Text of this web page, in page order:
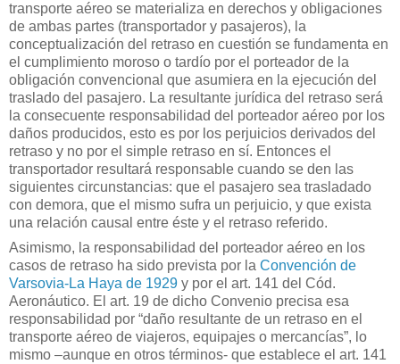
transporte aéreo se materializa en derechos y obligaciones
de ambas partes (transportador y pasajeros), la
conceptualización del retraso en cuestión se fundamenta en
el cumplimiento moroso o tardío por el porteador de la
obligación convencional que asumiera en la ejecución del
traslado del pasajero. La resultante jurídica del retraso será
la consecuente responsabilidad del porteador aéreo por los
daños producidos, esto es por los perjuicios derivados del
retraso y no por el simple retraso en sí. Entonces el
transportador resultará responsable cuando se den las
siguientes circunstancias: que el pasajero sea trasladado
con demora, que el mismo sufra un perjuicio, y que exista
una relación causal entre éste y el retraso referido.
Asimismo, la responsabilidad del porteador aéreo en los
casos de retraso ha sido prevista por la Convención de
Varsovia-La Haya de 1929 y por el art. 141 del Cód.
Aeronáutico. El art. 19 de dicho Convenio precisa esa
responsabilidad por “daño resultante de un retraso en el
transporte aéreo de viajeros, equipajes o mercancías”, lo
mismo –aunque en otros términos- que establece el art. 141